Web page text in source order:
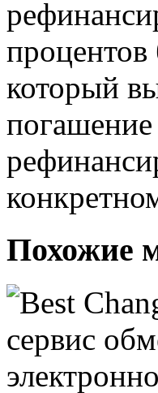
процентов
который
Похожие